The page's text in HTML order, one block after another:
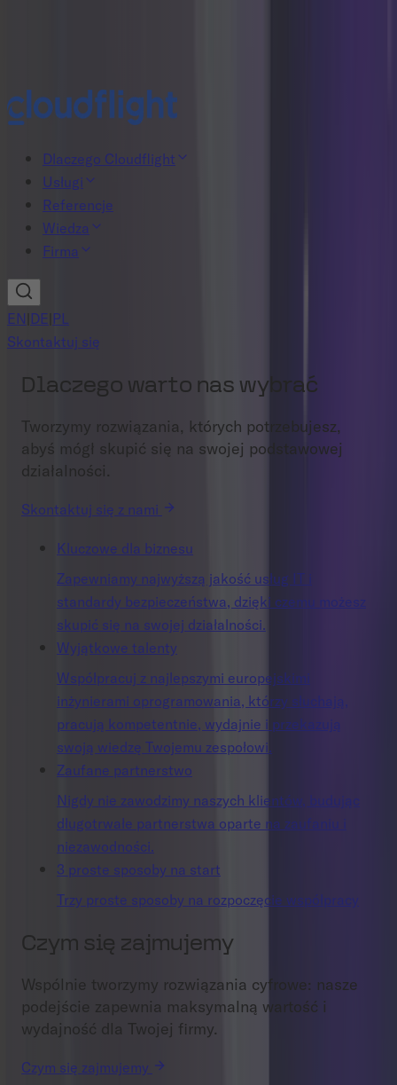
Dlaczego Cloudflight
Usługi
Referencje
Wiedza
Firma
EN DE PL
Skontaktuj się
Dlaczego warto nas wybrać
Tworzymy rozwiązania, których potrzebujesz,
abyś mógł skupić się na swojej podstawowej
działalności.
Skontaktuj się z nami
Kluczowe dla biznesu
Zapewniamy najwyższą jakość usług IT i
standardy bezpieczeństwa, dzięki czemu możesz
skupić się na swojej działalności.
Wyjątkowe talenty
Współpracuj z najlepszymi europejskimi
inżynierami oprogramowania, którzy słuchają,
pracują kompetentnie, wydajnie i przekazują
swoją wiedzę Twojemu zespołowi.
Zaufane partnerstwo
Nigdy nie zawodzimy naszych klientów, budując
długotrwałe partnerstwa oparte na zaufaniu i
niezawodności.
3 proste sposoby na start
Trzy proste sposoby na rozpoczęcie współpracy
Czym się zajmujemy
Wspólnie tworzymy rozwiązania cyfrowe: nasze
podejście zapewnia maksymalną wartość i
wydajność dla Twojej firmy.
Czym się zajmujemy